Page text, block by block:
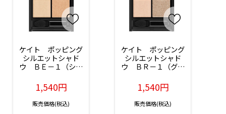
ケイト　ポッピング
シルエットシャド
ウ　ＢＥ－１（シナ
入
1,540円
販売価格(税込)
ケイト　ポッピング
シルエットシャド
ウ　ＢＲ－１（グレ
3.6g入
1,540円
販売価格(税込)